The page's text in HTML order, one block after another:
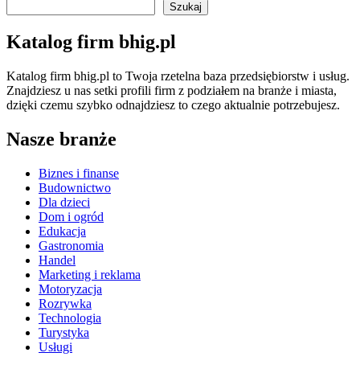
Szukaj
Katalog firm bhig.pl
Katalog firm bhig.pl to Twoja rzetelna baza przedsiębiorstw i usług.
Znajdziesz u nas setki profili firm z podziałem na branże i miasta,
dzięki czemu szybko odnajdziesz to czego aktualnie potrzebujesz.
Nasze branże
Biznes i finanse
Budownictwo
Dla dzieci
Dom i ogród
Edukacja
Gastronomia
Handel
Marketing i reklama
Motoryzacja
Rozrywka
Technologia
Turystyka
Usługi